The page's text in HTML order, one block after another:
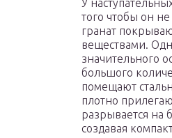
У
того чтобы он
гранат
веществами.
значительного
большого
помещают
плотно
разрывается на
создавая